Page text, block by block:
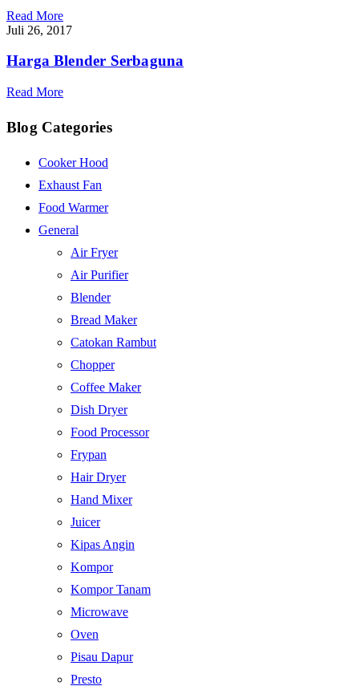
Read More
Juli 26, 2017
Harga Blender Serbaguna
Read More
Blog Categories
Cooker Hood
Exhaust Fan
Food Warmer
General
Air Fryer
Air Purifier
Blender
Bread Maker
Catokan Rambut
Chopper
Coffee Maker
Dish Dryer
Food Processor
Frypan
Hair Dryer
Hand Mixer
Juicer
Kipas Angin
Kompor
Kompor Tanam
Microwave
Oven
Pisau Dapur
Presto